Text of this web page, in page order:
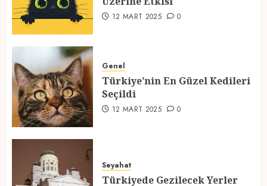
2
3
Seçildi
12 MART 2025 0
1 MART 2025
12 MART 2025 0
Genel
Türkiye’nin En Güzel Kedileri
Seçildi
12 MART 2025 0
Seyahat
Türkiyede Gezilecek Yerler